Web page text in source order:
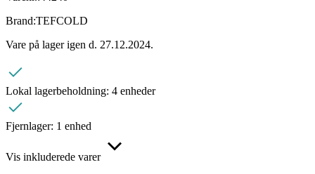
Brand:TEFCOLD
Vare på lager igen d. 27.12.2024.
Lokal lagerbeholdning: 4 enheder
Fjernlager: 1 enhed
Vis inkluderede varer